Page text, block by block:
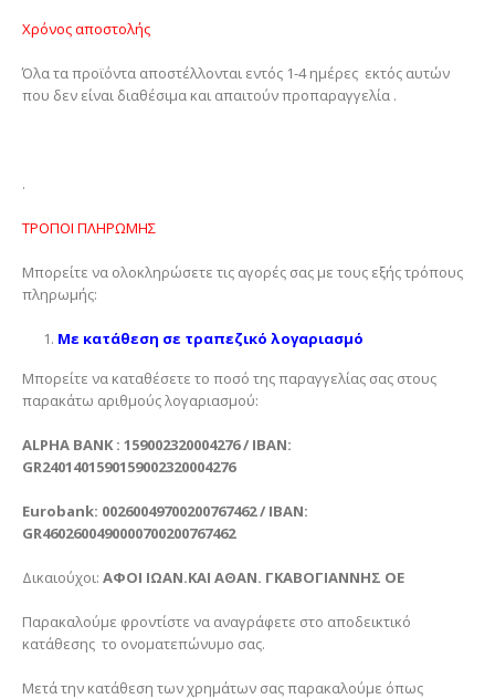
Χρόνος αποστολής
Όλα τα προϊόντα αποστέλλονται εντός 1-4 ημέρες εκτός αυτών
που δεν είναι διαθέσιμα και απαιτούν προπαραγγελία .
.
ΤΡΟΠΟΙ ΠΛΗΡΩΜΗΣ
Μπορείτε να ολοκληρώσετε τις αγορές σας με τους εξής τρόπους
πληρωμής:
Με κατάθεση σε τραπεζικό λογαριασμό
Μπορείτε να καταθέσετε το ποσό της παραγγελίας σας στους
παρακάτω αριθμούς λογαριασμού:
ALPHA BANK : 159002320004276 / IBAN:
GR2401401590159002320004276
Eurobank: 00260049700200767462 / IBAN:
GR4602600490000700200767462
Δικαιούχοι: ΑΦΟΙ ΙΩΑΝ.ΚΑΙ ΑΘΑΝ. ΓΚΑΒΟΓΙΑΝΝΗΣ ΟΕ
Παρακαλούμε φροντίστε να αναγράφετε στο αποδεικτικό
κατάθεσης το ονοματεπώνυμο σας.
Μετά την κατάθεση των χρημάτων σας παρακαλούμε όπως